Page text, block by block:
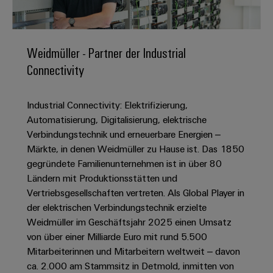
erlebbar
werden.
Lösungen
und
Produkte
Rechenzentren
–
effizient,
zuverlässig,
skalierbar
Energiespeicher
Lösungen
und
Produkte
für
Energiespeichersysteme
(ESS)
Energieübertragung
Anschlusstechnologie
Microgrids
OS
Edge
Computing
Industrial
5G
Single
Pair
Ethernet
Leiterplattenklemmen
und
-
Kabeleinführungssysteme
und
-
komponenten
Anschlussleitungen,
Patchkabel
und
Kabel
SPS
Fast
Service
Beratung
und
digitale
Planung
easyConnect
-
Ihre
Industrial
Service
Platform
Vertrieb uns
Info
für
unsere
Partner
Vertrieb
Großhandelssuche
News
Unternehmen
Weidmüller
und
Fakten
Unser
Vorstand
Nachhaltigkeit
Weidmüller
Academy
People
&
Culture
Compliance
Karriere
Stellen
für
Berufserfahrene
Studierende
Werkstudententätigkeiten
Praktika
Abschlussarbeiten
Neuanfang
für
Studienabbrecher
Offene
Weidmüller - Partner der Industrial
Connectivity
Industrial Connectivity: Elektrifizierung,
Automatisierung, Digitalisierung, elektrische
Verbindungstechnik und erneuerbare Energien –
Märkte, in denen Weidmüller zu Hause ist. Das 1850
gegründete Familienunternehmen ist in über 80
Ländern mit Produktionsstätten und
Vertriebsgesellschaften vertreten. Als Global Player in
der elektrischen Verbindungstechnik erzielte
Weidmüller im Geschäftsjahr 2025 einen Umsatz
von über einer Milliarde Euro mit rund 5.500
Mitarbeiterinnen und Mitarbeitern weltweit – davon
ca. 2.000 am Stammsitz in Detmold, inmitten von